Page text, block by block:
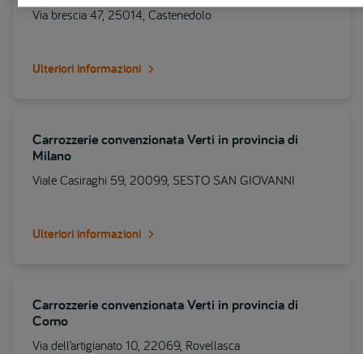
Via brescia 47, 25014, Castenedolo
Ulteriori informazioni
Carrozzerie convenzionata Verti in provincia di
Milano
Viale Casiraghi 59, 20099, SESTO SAN GIOVANNI
Ulteriori informazioni
Carrozzerie convenzionata Verti in provincia di
Como
Via dell’artigianato 10, 22069, Rovellasca